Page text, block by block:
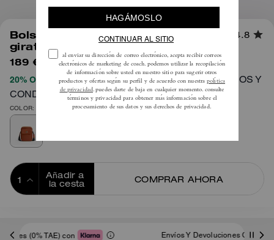
Bolso bandolera con cierre
giratorio
4.8
189 € 425 €
20% OFF APLICADO AL PROCESAR EL PAGOTÉRMINOS Y
CONDICIONES COMPLETOS AQUÍ
COLOR: Bronce/Tostado
Añadir a
la cesta
COMPRAR AHORA
Envíos Y Devoluciones Complementarios